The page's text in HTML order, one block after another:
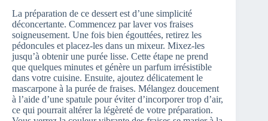
La préparation de ce dessert est d’une simplicité
déconcertante. Commencez par laver vos fraises
soigneusement. Une fois bien égouttées, retirez les
pédoncules et placez-les dans un mixeur. Mixez-les
jusqu’à obtenir une purée lisse. Cette étape ne prend
que quelques minutes et génère un parfum irrésistible
dans votre cuisine. Ensuite, ajoutez délicatement le
mascarpone à la purée de fraises. Mélangez doucement
à l’aide d’une spatule pour éviter d’incorporer trop d’air,
ce qui pourrait altérer la légèreté de votre préparation.